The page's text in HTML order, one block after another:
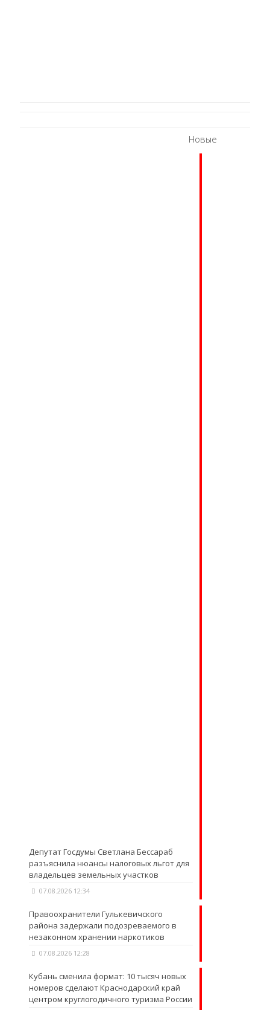
Новые
Депутат Госдумы Светлана Бессараб
разъяснила нюансы налоговых льгот для
владельцев земельных участков
07.08.2026 12:34
Правоохранители Гулькевичского
района задержали подозреваемого в
незаконном хранении наркотиков
07.08.2026 12:28
Кубань сменила формат: 10 тысяч новых
номеров сделают Краснодарский край
центром круглогодичного туризма России